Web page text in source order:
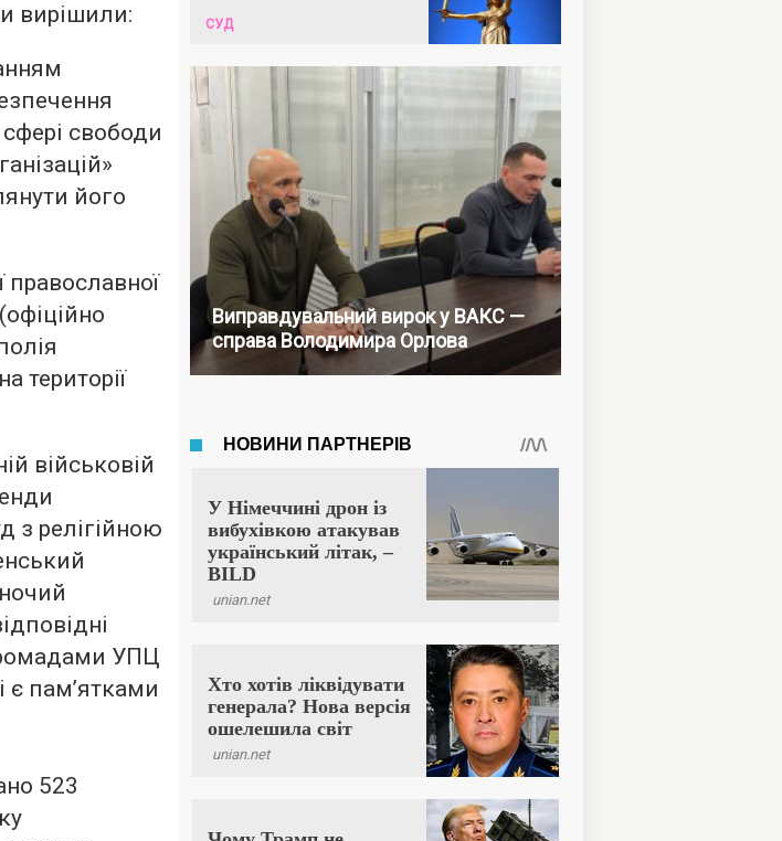
вирішили:
свободи
його
православної
території
військовій
з релігійною
УПЦ
пам’ятками
523
СУД
Виправдувальний вирок у ВАКС —
справа Володимира Орлова